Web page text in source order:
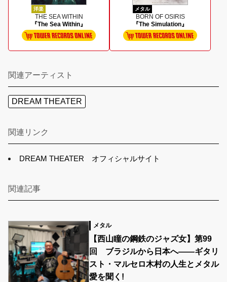
洋楽
THE SEA WITHIN
『The Sea Within』
メタル
BORN OF OSIRIS
『The Simulation』
関連アーティスト
DREAM THEATER
関連リンク
DREAM THEATER オフィシャルサイト
関連記事
メタル
【西山瞳の鋼鉄のジャズ女】第99
回 ブラジルから日本へ――ギタリ
スト・マルセロ木村の人生とメタル
愛を聞く!